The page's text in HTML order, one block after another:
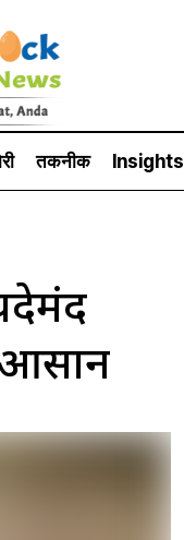
तकनीक Insights
आसान